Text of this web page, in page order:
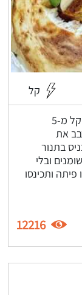
קל
שווארמה פילה עוף דיאטטית בתנור - מתכון קל מ-5
את
בתנור
ובלי
ותכינסו
12216